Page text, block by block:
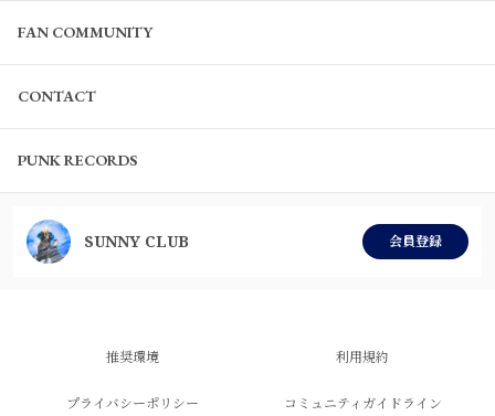
FAN COMMUNITY
CONTACT
PUNK RECORDS
SUNNY CLUB 会員登録
推奨環境 利用規約
プライバシーポリシー コミュニティガイドライン